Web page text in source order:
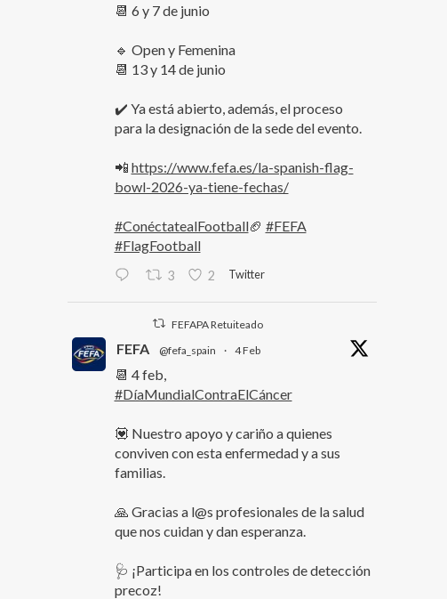
📆 6 y 7 de junio
🔹 Open y Femenina
📆 13 y 14 de junio
✔️ Ya está abierto, además, el proceso
para la designación de la sede del evento.
📲 https://www.fefa.es/la-spanish-flag-
bowl-2026-ya-tiene-fechas/
#ConéctatealFootball🏈 #FEFA
#FlagFootball
3 2 Twitter
FEFAPA Retuiteado
FEFA @fefa_spain · 4 Feb
📆 4 feb,
#DíaMundialContraElCáncer
💟 Nuestro apoyo y cariño a quienes
conviven con esta enfermedad y a sus
familias.
🙏 Gracias a l@s profesionales de la salud
que nos cuidan y dan esperanza.
🩺 ¡Participa en los controles de detección
precoz!